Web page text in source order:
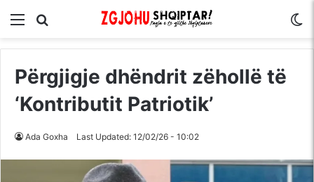
Menu
Përgjigje dhëndrit zëhollë të
‘Kontributit Patriotik’
Ada Goxha Last Updated: 12/02/26 - 10:02